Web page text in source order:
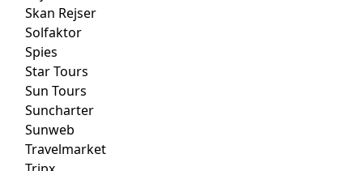
Skan Rejser
Solfaktor
Spies
Star Tours
Sun Tours
Suncharter
Sunweb
Travelmarket